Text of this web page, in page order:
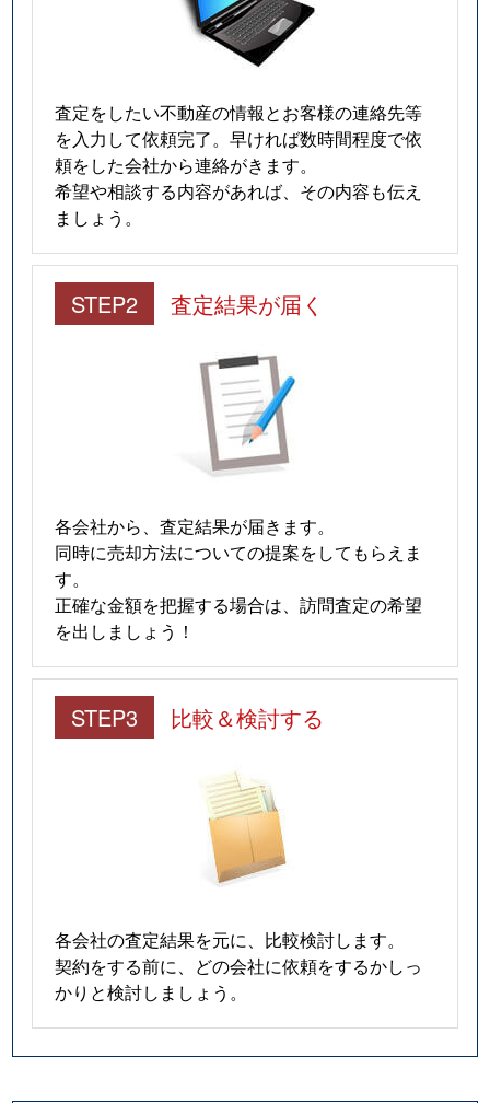
査定をしたい不動産の情報とお客様の連絡先等
を入力して依頼完了。早ければ数時間程度で依
頼をした会社から連絡がきます。
希望や相談する内容があれば、その内容も伝え
ましょう。
STEP2 査定結果が届く
各会社から、査定結果が届きます。
同時に売却方法についての提案をしてもらえま
す。
正確な金額を把握する場合は、訪問査定の希望
を出しましょう！
STEP3 比較＆検討する
各会社の査定結果を元に、比較検討します。
契約をする前に、どの会社に依頼をするかしっ
かりと検討しましょう。